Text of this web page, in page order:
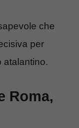
che
per
atalantino.
Roma,